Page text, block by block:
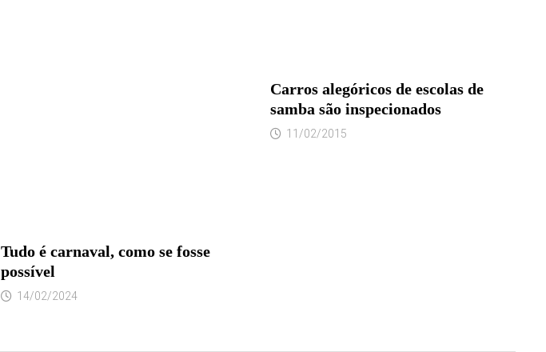
Tudo é carnaval, como se fosse
possível
14/02/2024
Carros alegóricos de escolas de
samba são inspecionados
11/02/2015